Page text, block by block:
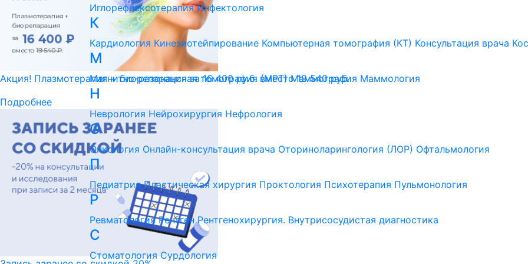
Акция! Плазмотерапия + биорепарация за 16 400 ру.б. вместо 19 540 руб.
Подробнее
Иглорефлексотерапия Инфектология
К
Кардиология Кинезиотейпирование Компьютерная томография (КТ) Консультация врача
М
Магнитно-резонансная томография (МРТ) Маммография Маммология
Н
Неврология Нейрохирургия Нефрология
О
Онкология Онлайн-консультация врача Оториноларингология (ЛОР) Офтальмология
П
Педиатрия Пластическая хирургия Проктология Психотерапия Пульмонология
Р
Ревматология Рентген Рентгенохирургия. Внутрисосудистая диагностика
С
Стоматология Сурдология